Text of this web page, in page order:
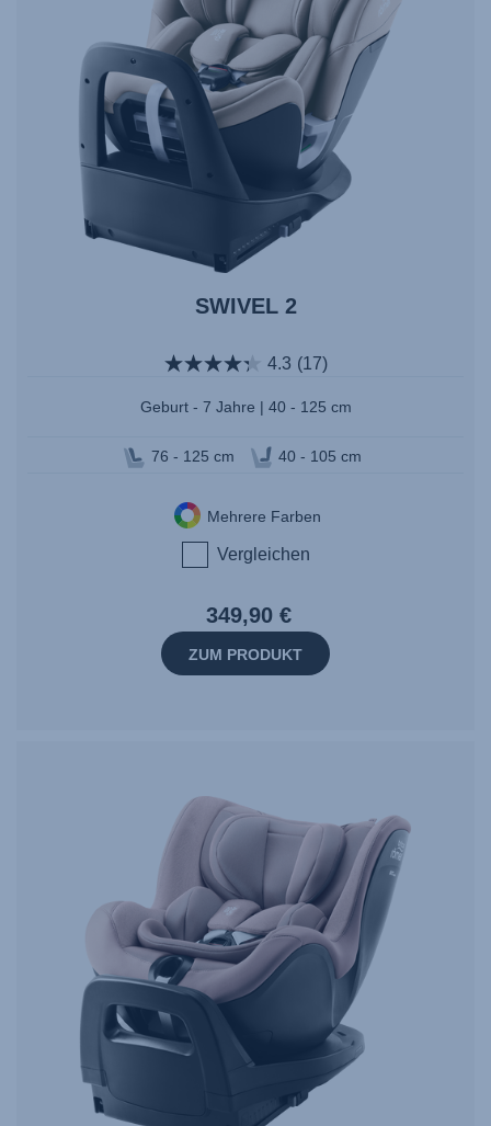
SWIVEL 2
4.3 (17)
Geburt - 7 Jahre | 40 - 125 cm
76 - 125 cm 40 - 105 cm
Mehrere Farben
Vergleichen
349,90 €
ZUM PRODUKT